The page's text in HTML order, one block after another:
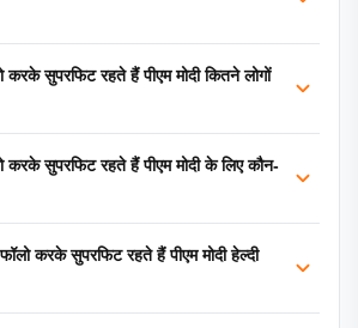
सुपरफ‍िट रहते हैं पीएम मोदी कितने लोगों
करके सुपरफ‍िट रहते हैं पीएम मोदी के लिए कौन-
करके सुपरफ‍िट रहते हैं पीएम मोदी हेल्दी